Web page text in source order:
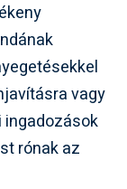
vagy
ingadozások
rónak az